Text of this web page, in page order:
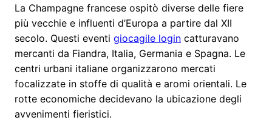
La Champagne francese ospitò diverse delle fiere
più vecchie e influenti d’Europa a partire dal XII
secolo. Questi eventi giocagile login catturavano
mercanti da Fiandra, Italia, Germania e Spagna. Le
centri urbani italiane organizzarono mercati
focalizzate in stoffe di qualità e aromi orientali. Le
rotte economiche decidevano la ubicazione degli
avvenimenti fieristici.